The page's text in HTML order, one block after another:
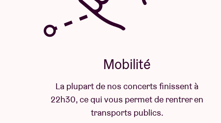
Mobilité
La plupart de nos concerts finissent à
22h30, ce qui vous permet de rentrer en
transports publics.